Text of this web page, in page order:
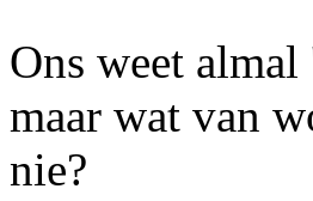
Ons weet
maar wat van
nie?